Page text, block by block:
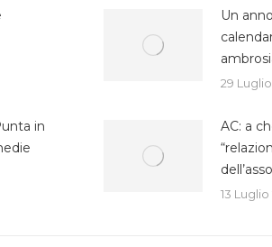
Un
29
in
AC: a
13